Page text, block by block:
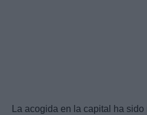
La acogida en la capital ha